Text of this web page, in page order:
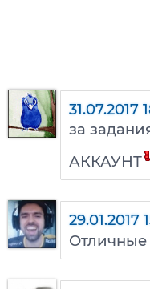
за
АККАУНТ
29.01.2017
Отличные